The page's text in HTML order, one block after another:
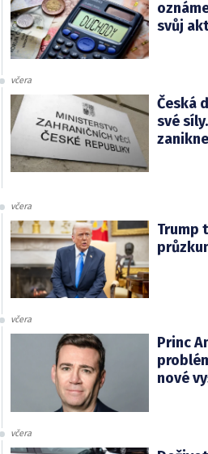
svůj
včera
Česká
své
včera
Trump
včera
Princ
nové
včera